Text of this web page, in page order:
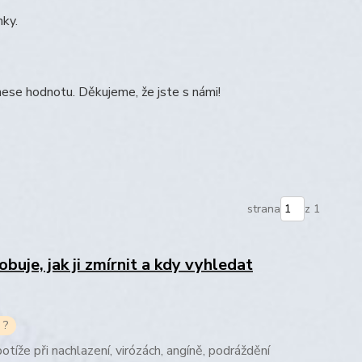
hodnotu. Děkujeme, že jste s námi!
strana z 1
jak ji zmírnit a kdy vyhledat
při nachlazení, virózách, angíně, podráždění